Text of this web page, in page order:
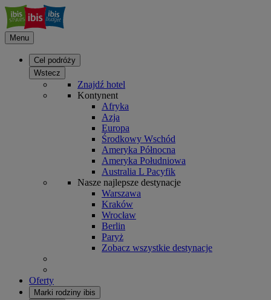
Menu
Cel podróży
Wstecz
Znajdź hotel
Kontynent
Afryka
Azja
Europa
Środkowy Wschód
Ameryka Północna
Ameryka Południowa
Australia L Pacyfik
Nasze najlepsze destynacje
Warszawa
Kraków
Wrocław
Berlin
Paryż
Zobacz wszystkie destynacje
Oferty
Marki rodziny ibis